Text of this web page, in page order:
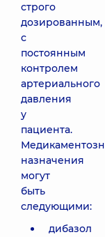
строго
дозированным,
с
постоянным
контролем
артериального
давления
у
пациента.
назначения
могут
быть
следующими:
дибазол